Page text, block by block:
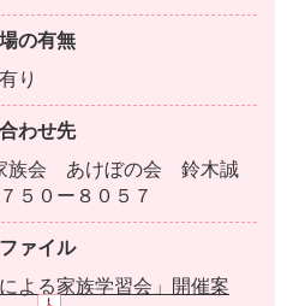
の有無
有り
わせ先
族会 あけぼの会 鈴木誠
５０ー８０５７
ァイル
よる家族学習会」開催案